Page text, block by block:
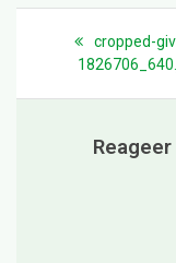
ce
b
o
tt
er
navigatiePrevious
post:
cropped-